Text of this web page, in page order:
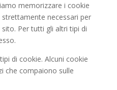
memorizzare i cookie
necessari per
Per tutti gli altri tipi di
di cookie. Alcuni cookie
che compaiono sulle